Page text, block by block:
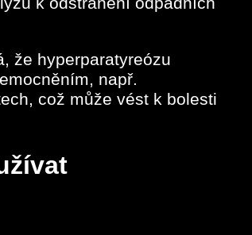
že hyperparatyreózu
např.
což může vést k bolesti